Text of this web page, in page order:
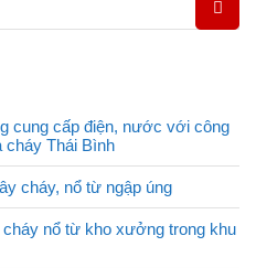
cung cấp điện, nước với công
cháy Thái Bình
cháy, nổ từ ngập úng
nổ từ kho xưởng trong khu